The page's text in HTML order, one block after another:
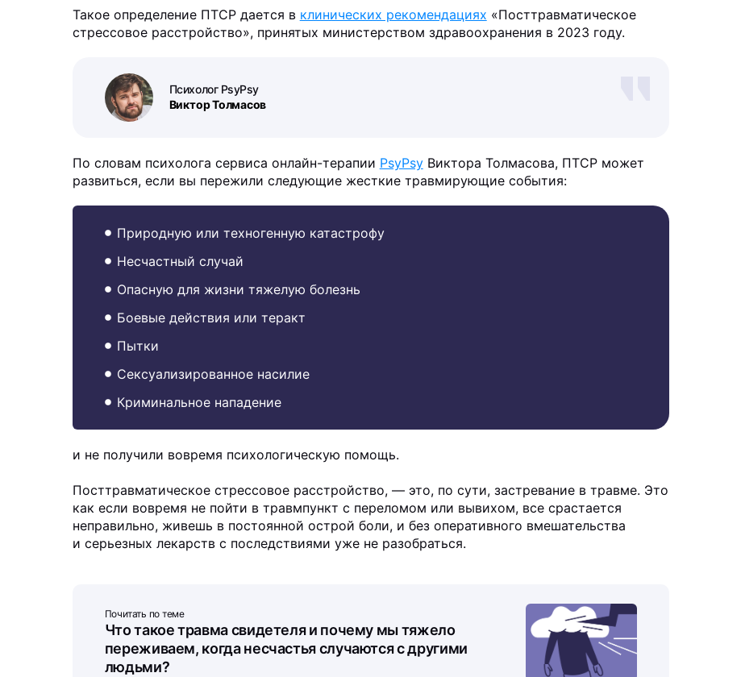
Такое определение ПТСР дается в клинических рекомендациях «Посттравматическое
стрессовое расстройство», принятых министерством здравоохранения в 2023 году.
Виктор Толмасов
Психолог PsyPsy
По словам психолога сервиса онлайн-терапии PsyPsyВиктора Толмасова, ПТСР может
развиться, если вы пережили следующие жесткие травмирующие события:
Природную или техногенную катастрофу
Несчастный случай
Опасную для жизни тяжелую болезнь
Боевые действия или теракт
Пытки
Сексуализированное насилие
Криминальное нападение
и не получили вовремя психологическую помощь.
Посттравматическое стрессовое расстройство, — это, по сути, застревание в травме. Это
как если вовремя не пойти в травмпункт с переломом или вывихом, все срастается
неправильно, живешь в постоянной острой боли, и без оперативного вмешательства
и серьезных лекарств с последствиями уже не разобраться.
Почитать по теме
Что такое травма свидетеля и почему мы тяжело
переживаем, когда несчастья случаются с другими
людьми?